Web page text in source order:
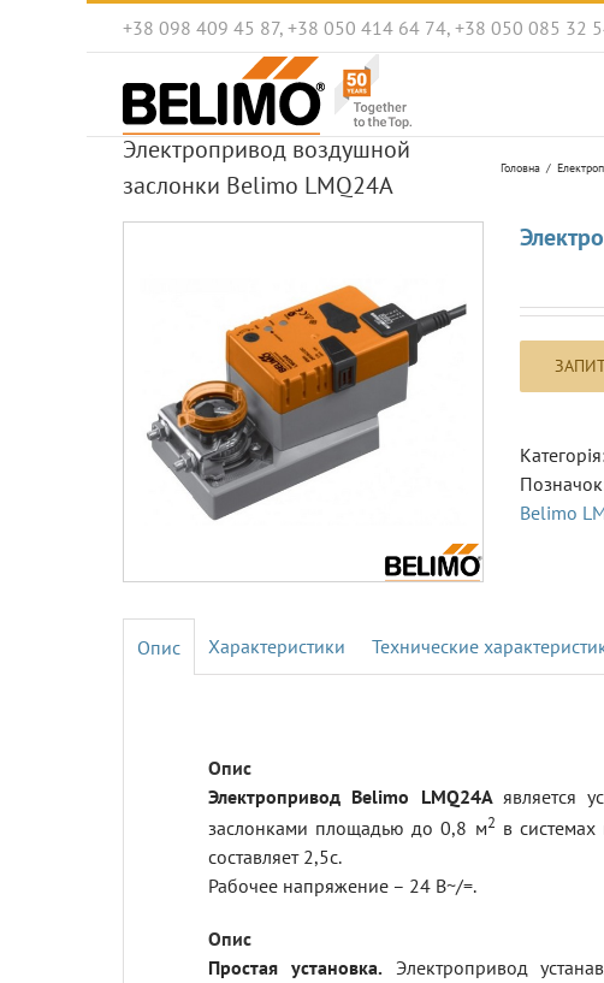
+38 098 409 45 87, +38 050 414 64 74, +38 050 085 32
Электропривод воздушной
заслонки Belimo LMQ24A
Головна
Belimo
Характеристики Технические
Электропривод Belimo LMQ24A является
заслонками площадью до 0,8 м2 в
составляет 2,5с.
Рабочее напряжение – 24 В~/=.
Простая установка.Электропривод